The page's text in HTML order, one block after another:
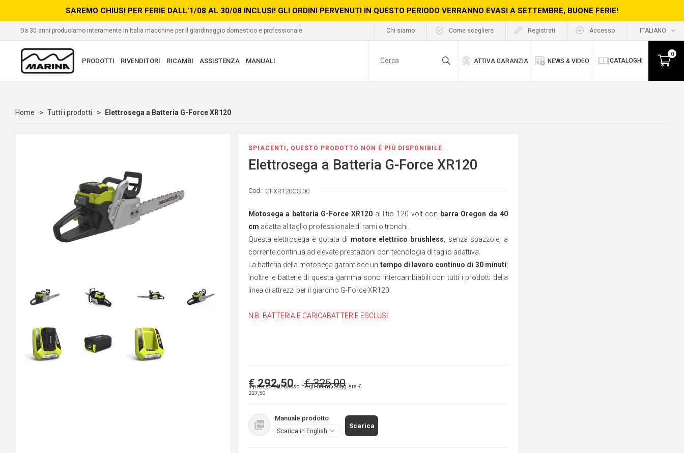
SAREMO CHIUSI PER FERIE DALL’1/08 AL 30/08 INCLUSI! GLI ORDINI PERVENUTI IN QUESTO PERIODO VERRANNO EVASI A SETTEMBRE, BUONE FERIE!
Da 30 anni produciamo interamente in Italia macchine per il giardinaggio domestico e professionale Chi siamo Come scegliere Registrati Accesso
PRODOTTI RIVENDITORI RICAMBI ASSISTENZA MANUALI ATTIVA GARANZIA NEWS & VIDEO CATALOGHI
0
Home Tutti i prodotti Elettrosega a Batteria G-Force XR120
SPIACENTI, QUESTO PRODOTTO NON É PIÙ DISPONIBILE
Elettrosega a Batteria G-Force XR120
Cod.: GFXR120CS.00
Motosega a batteria G-Force XR120 al litio 120 volt con barra Oregon da 40
cm adatta al taglio professionale di rami o tronchi.
Questa elettrosega è dotata di motore elettrico brushless , senza spazzole, a
corrente continua ad elevate prestazioni con tecnologia di taglio adattiva.
La batteria della motosega garantisce un tempo di lavoro continuo di 30 minuti;
inoltre le batterie di questa gamma sono intercambiabili con tutti i prodotti della
linea di attrezzi per il giardino G-Force XR120.
N.B. BATTERIA E CARICABATTERIE ESCLUSI
€ 292,50
Il prezzo più basso negli ultimi 30gg era €
227,50
€ 325,00
Manuale prodotto
Scarica